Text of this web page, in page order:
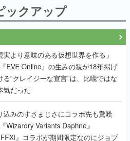
ックアップ
実より意味のある仮想世界を作る」
EVE Online』の生みの親が18年掲げ
る”クレイジーな宣言”は、比喩ではな
気だった
込みのすさまじさにコラボ先も驚嘆
Wizardry Variants Daphne』
』コラボが期間限定なのにジョブ